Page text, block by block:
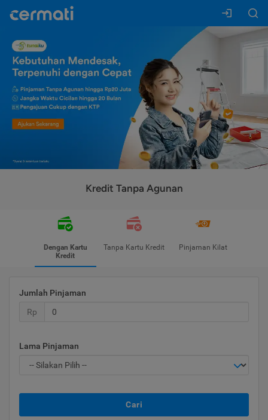
Kredit Tanpa Agunan
Dengan Kartu
Kredit
Tanpa Kartu Kredit Pinjaman Kilat
Jumlah Pinjaman
Rp
Lama Pinjaman
Cari